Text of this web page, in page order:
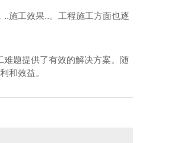
施工效果..。工程施工方面也逐
题提供了有效的解决方案。随
和效益。